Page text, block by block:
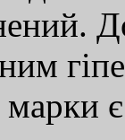
марки